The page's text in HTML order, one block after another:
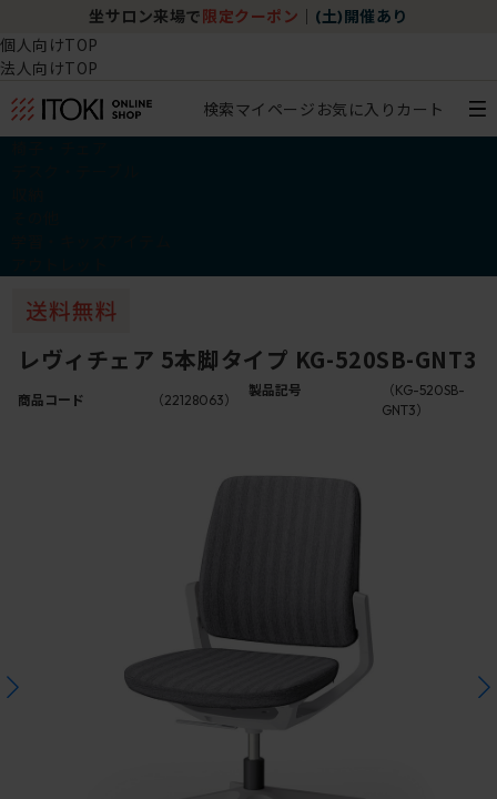
坐サロン来場で 限定クーポン (土)開催あり
個人向けTOP
法人向けTOP
検索マイページ お気に入り カート
レヴィチェア 5本脚タイプ KG-520SB-GNT3
商品コード （22128063）
製品記号
（KG-520SB-
GNT3）